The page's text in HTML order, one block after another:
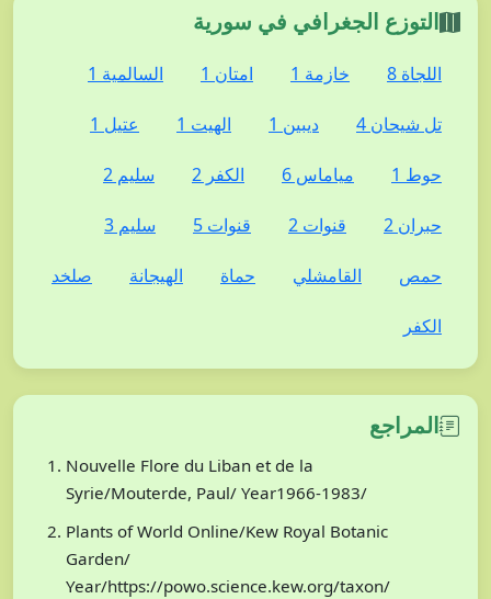
التوزع الجغرافي في سورية
اللجاة 8 خازمة 1 امتان 1 السالمية 1
تل شيحان 4 ديبين 1 الهيت 1 عتيل 1
حوط 1 مياماس 6 الكفر 2 سليم 2
حبران 2 قنوات 2 قنوات 5 سليم 3
حمص القامشلي حماة الهيجانة صلخد
الكفر
المراجع
Nouvelle Flore du Liban et de la
Syrie/Mouterde, Paul/ Year1966-1983/
Plants of World Online/Kew Royal Botanic
Garden/
Year/https://powo.science.kew.org/taxon/